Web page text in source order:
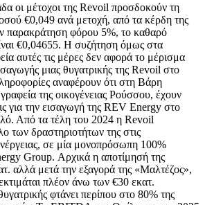
οι μέτοχοι της Revoil προσδοκούν τη
€0,049 ανά μετοχή, από τα κέρδη της
παρακράτηση φόρου 5%, το καθαρό
€0,04655. Η συζήτηση όμως στα
αυτές τις μέρες δεν αφορά το μέρισμα
μιας θυγατρικής της Revoil στο
αναφέρουν ότι στη Βάρη
της οικογένειας Ρούσσου, έχουν
για την εισαγωγή της REV Energy στο
Από τα τέλη του 2024 η Revoil
των δραστηριοτήτων της στις
σε μία μονοπρόσωπη 100%
Group. Αρχικά η αποτίμησή της
αλλά μετά την εξαγορά της «Μαλτέζος»,
πλέον άνω των €30 εκατ.
φτάνει περίπου στο 80% της